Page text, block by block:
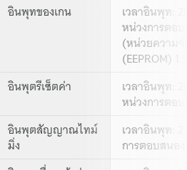
อินพุทของเกน เวลาอินพุท:
หน่วงการตอ
(หน่วยความ
(EEPROM)
อินพุตรีเซ็ตค่า
เวลาอินพุท:
หน่วงการตอ
อินพุตสัญญาณไทม์
มิ่ง
เวลาอินพุท:
การตอบสนอ